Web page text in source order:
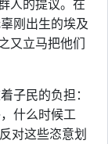
人的提议。在
刚出生的埃及
又立马把他们
子民的负担：
什么时候工
对这些恣意划